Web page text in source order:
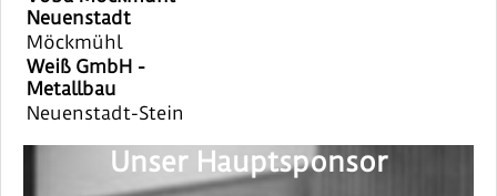
Neuenstadt
Möckmühl
Weiß GmbH -
Metallbau
Neuenstadt-Stein
Unser Hauptsponsor